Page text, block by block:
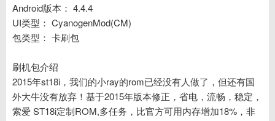
Android版本： 4.4.4
UI类型： CyanogenMod(CM)
包类型： 卡刷包
刷机包介绍
2015年st18i，我们的小ray的rom已经没有人做了，但还有国
外大牛没有放弃！基于2015年版本修正，省电，流畅，稳定，
索爱 ST18i定制ROM,多任务，比官方可用内存增加18%，非